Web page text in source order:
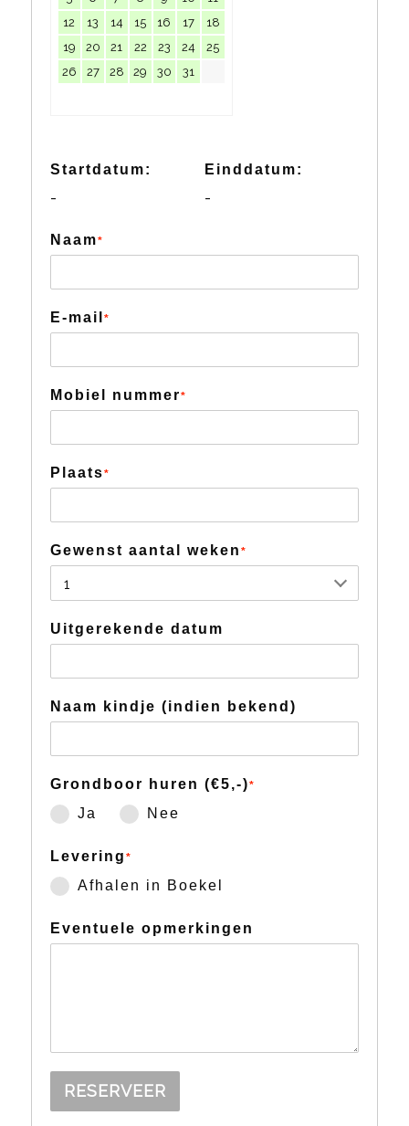
12
13 14 15 16 17
18
19
20 21 22 23 24
25
26
27 28 29 30 31
Startdatum:
-
Einddatum:
-
Naam*
E-mail *
Mobiel nummer*
Plaats*
Gewenst aantal weken *
Uitgerekende datum
Naam kindje (indien bekend)
Grondboor huren (€5,-)*
Ja Nee
Levering *
Afhalen in Boekel
Eventuele opmerkingen
RESERVEER